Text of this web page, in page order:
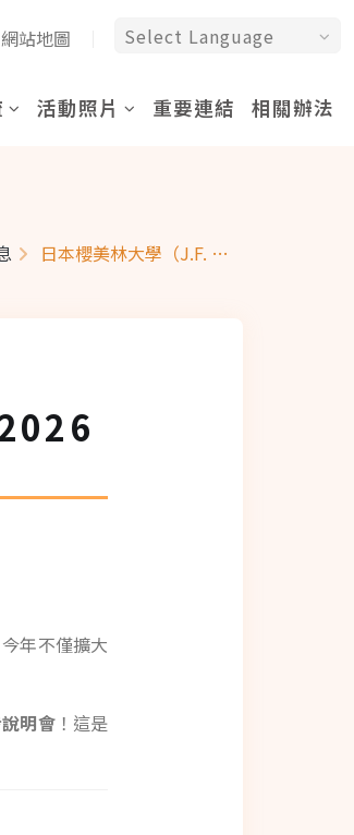
網站地圖
活動照片 重要連結 相關辦法
日本櫻美林大學（J.F. OBERLIN UNIVERSITY）2026 暑期研修課程說明會 (日方師長親訪！)
年不僅擴大
明會！這是